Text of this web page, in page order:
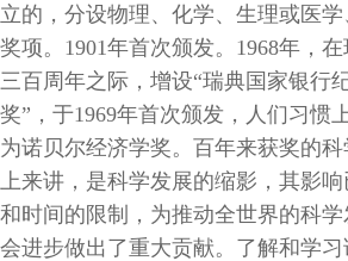
立的，分设物理、化学、生理或医
奖项。1901年首次颁发。1968年，
三百周年之际，增设“瑞典国家银行
奖”，于1969年首次颁发，人们习惯
为诺贝尔经济学奖。百年来获奖的
上来讲，是科学发展的缩影，其影
和时间的限制，为推动全世界的科
会进步做出了重大贡献。了解和学